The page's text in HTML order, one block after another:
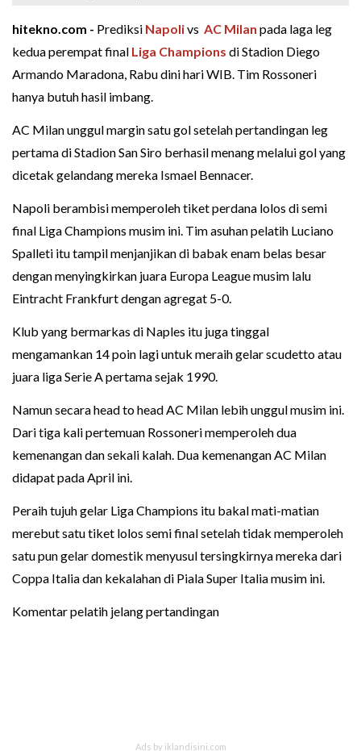
hitekno.com - Prediksi Napolivs AC Milan pada laga leg
kedua perempat final Liga Champions di Stadion Diego
Armando Maradona, Rabu dini hari WIB. Tim Rossoneri
hanya butuh hasil imbang.
AC Milan unggul margin satu gol setelah pertandingan leg
pertama di Stadion San Siro berhasil menang melalui gol yang
dicetak gelandang mereka Ismael Bennacer.
Napoli berambisi memperoleh tiket perdana lolos di semi
final Liga Champions musim ini. Tim asuhan pelatih Luciano
Spalleti itu tampil menjanjikan di babak enam belas besar
dengan menyingkirkan juara Europa League musim lalu
Eintracht Frankfurt dengan agregat 5-0.
Klub yang bermarkas di Naples itu juga tinggal
mengamankan 14 poin lagi untuk meraih gelar scudetto atau
juara liga Serie A pertama sejak 1990.
Namun secara head to head AC Milan lebih unggul musim ini.
Dari tiga kali pertemuan Rossoneri memperoleh dua
kemenangan dan sekali kalah. Dua kemenangan AC Milan
didapat pada April ini.
Peraih tujuh gelar Liga Champions itu bakal mati-matian
merebut satu tiket lolos semi final setelah tidak memperoleh
satu pun gelar domestik menyusul tersingkirnya mereka dari
Coppa Italia dan kekalahan di Piala Super Italia musim ini.
Komentar pelatih jelang pertandingan